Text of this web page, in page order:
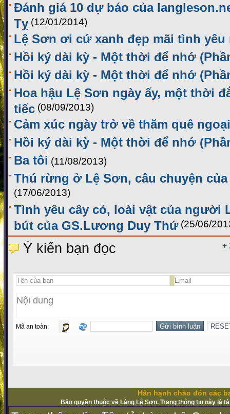
Đánh giá 10 dự báo của
Tỵ (12/01/2014)
Lệ Sơn ơi cứ xanh đẹp mãi tình yêu
Hồi ký dài kỳ - Một thời để nhớ
Hồi ký dài kỳ - Một thời để nhớ
Hoa hậu Lệ Sơn ngày ấy, một thời
tiếc (08/09/2013)
Cảm xúc ngày trở về thăm quê ngoại
Hồi ký dài kỳ - Một thời để nhớ
Ba tôi (11/08/2013)
Thú rừng ở Lệ Sơn, câu chuyện
(17/06/2013)
Tình yêu cây cỏ, loài vật của người
bút của GS.Lương Duy Thứ (25/06/
+
Ý kiến bạn đọc
Mã an toàn:
Hân hạnh chào đón các
Bản quyền thuộc về Làng Lệ Sơn. Trang thông tin này là